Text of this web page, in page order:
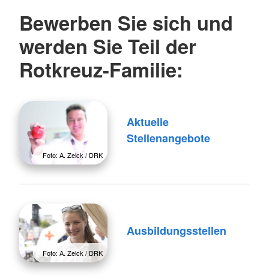
Bewerben Sie sich und
werden Sie Teil der
Rotkreuz-Familie:
Foto: A. Zelck / DRK
Aktuelle
Stellenangebote
Foto: A. Zelck / DRK
Ausbildungsstellen